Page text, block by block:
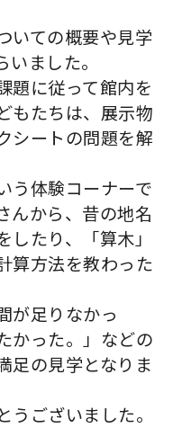
いての概要や見学
ました。
題に従って館内を
もたちは、展示物
シートの問題を解
う体験コーナーで
んから、昔の地名
たり、「算木」
算方法を教わった
が足りなかっ
かった。」などの
足の見学となりま
ございました。